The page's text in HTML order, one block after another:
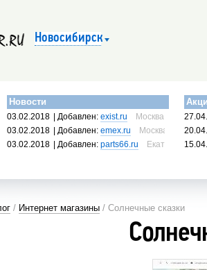
Новосибирск
Новости
03.02.2018 | Добавлен:exist.ru
Москва, Россия
03.02.2018
| Добавлен:emex.ru
Москва, Россия
03.02.2018
| Добавлен:parts66.ru Екатеринбург,
/ Интернет магазины / Солнечные сказки